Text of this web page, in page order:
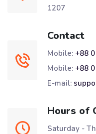
1207
Contact
Mobile: +88
Mobile: +88
E-mail:
Hours of
Saturday -